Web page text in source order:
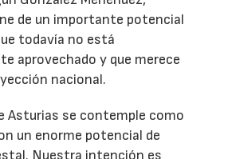
de un importante potencial
todavía no está
aprovechado y que merece
nacional.
Asturias se contemple como
un enorme potencial de
Nuestra intención es